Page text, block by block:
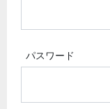
パスワード